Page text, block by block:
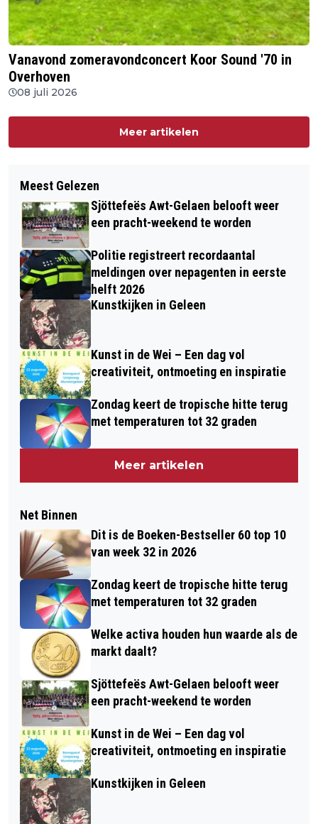
Vanavond zomeravondconcert Koor Sound '70 in
Overhoven
08 juli 2026
Meer artikelen
Meest Gelezen
Sjöttefeës Awt-Gelaen belooft weer
een pracht-weekend te worden
Politie registreert recordaantal
meldingen over nepagenten in eerste
helft 2026
Kunstkijken in Geleen
Kunst in de Wei – Een dag vol
creativiteit, ontmoeting en inspiratie
Zondag keert de tropische hitte terug
met temperaturen tot 32 graden
Meer artikelen
Net Binnen
Dit is de Boeken-Bestseller 60 top 10
van week 32 in 2026
Zondag keert de tropische hitte terug
met temperaturen tot 32 graden
Welke activa houden hun waarde als de
markt daalt?
Sjöttefeës Awt-Gelaen belooft weer
een pracht-weekend te worden
Kunst in de Wei – Een dag vol
creativiteit, ontmoeting en inspiratie
Kunstkijken in Geleen